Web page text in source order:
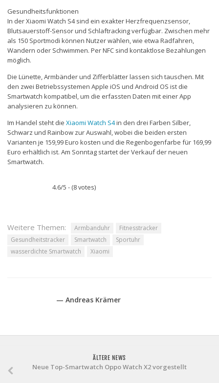
Gesundheitsfunktionen
In der Xiaomi Watch S4 sind ein exakter Herzfrequenzsensor,
Blutsauerstoff-Sensor und Schlaftracking verfügbar. Zwischen mehr
als 150 Sportmodi können Nutzer wählen, wie etwa Radfahren,
Wandern oder Schwimmen. Per NFC sind kontaktlose Bezahlungen
möglich.
Die Lünette, Armbänder und Zifferblätter lassen sich tauschen. Mit
den zwei Betriebssystemen Apple iOS und Android OS ist die
Smartwatch kompatibel, um die erfassten Daten mit einer App
analysieren zu können.
Im Handel steht die Xiaomi Watch S4in den drei Farben Silber,
Schwarz und Rainbow zur Auswahl, wobei die beiden ersten
Varianten je 159,99 Euro kosten und die Regenbogenfarbe für 169,99
Euro erhältlich ist. Am Sonntag startet der Verkauf der neuen
Smartwatch.
4.6/5 - (8 votes)
Weitere Themen: Armbanduhr
Fitnesstracker
Gesundheitstracker
Smartwatch
Sportuhr
wasserdichte Smartwatch
Xiaomi
— Andreas Krämer
ÄLTERE NEWS
Neue Top-Smartwatch Oppo Watch X2 vorgestellt